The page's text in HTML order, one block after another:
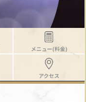
メニュー(料金)
アクセス